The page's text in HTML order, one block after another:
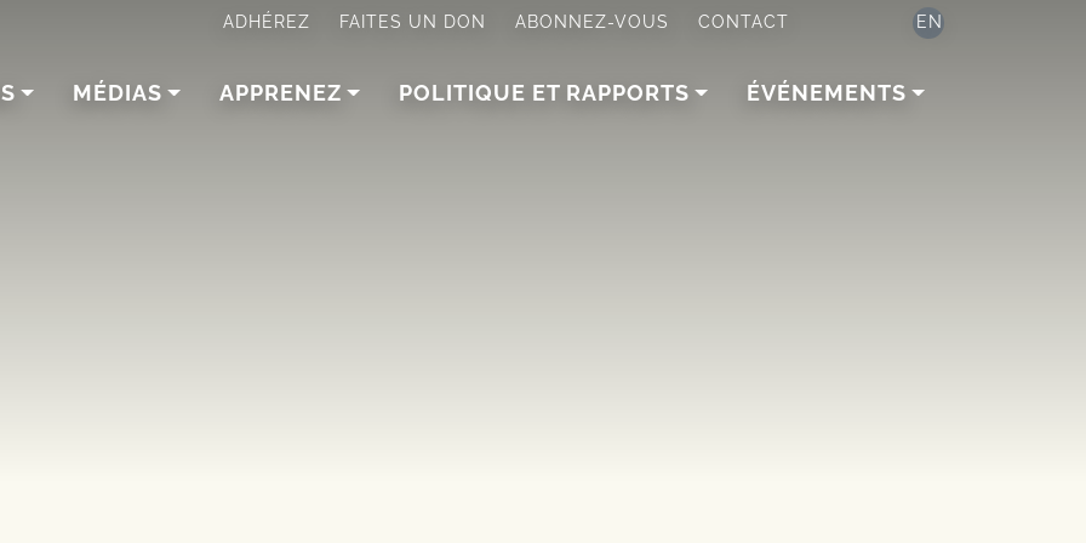
ADHÉREZ FAITES UN DON ABONNEZ-VOUS CONTACT EN
MÉDIAS APPRENEZ POLITIQUE ET RAPPORTS ÉVÉNEMENTS